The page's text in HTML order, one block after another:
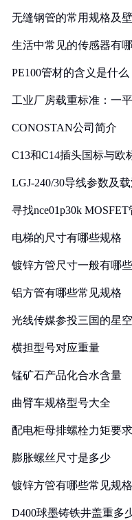
无缝钢管的常用规格及
生活中常见的传感器有
PE100管材的含义是什么
工业厂房载重标准：一
CONOSTAN公司简介
C13和C14插头国标与欧
LGJ-240/30导线参数及
寻找nce01p30k
电梯的尺寸有哪些规格
镀锌方管尺寸一般有哪些
铝方管有哪些常见规格
光线传媒参投三国的星
横担型号对应重量
锰矿石产品化合水含量
曲臂车规格型号大全
配电柜母排螺栓力矩要
膨胀螺丝尺寸是多少
镀锌方管有哪些常见规
D400球墨铸铁井盖重多